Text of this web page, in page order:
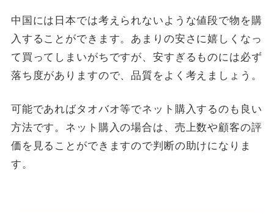
中国には日本では考えられないような値段で物を購
入することができます。あまりの安さに嬉しくなっ
て買ってしまいがちですが、安すぎるものには必ず
落ち度がありますので、品質をよく考えましょう。
可能であればタオバオ等でネット購入するのも良い
方法です。ネット購入の場合は、売上数や顧客の評
価を見ることができますので判断の助けになりま
す。